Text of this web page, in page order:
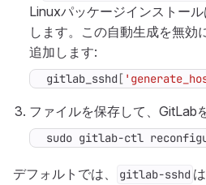
Linuxパッケージインストー
します。この自動生成を無効
追加します:
gitlab_sshd [
ファイルを保存して、GitLab
sudo gitlab-ctl
デフォルトでは、 gitlab-sshd は